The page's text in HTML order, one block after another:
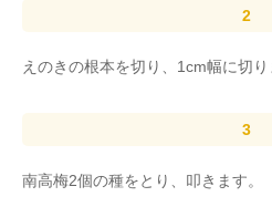
えのきの根本を切り、1cm幅に切り
南高梅2個の種をとり、叩きます。